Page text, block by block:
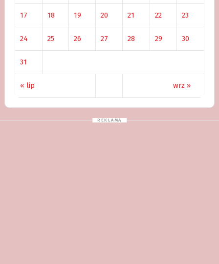
« lip wrz »
17 18 19 20 21 22 23
24 25 26 27 28 29 30
31